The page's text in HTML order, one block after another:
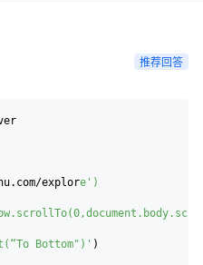
推荐回答
explore')
Bottom")' )